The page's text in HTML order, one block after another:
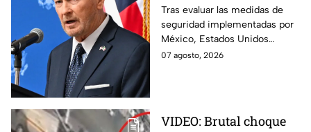
en Michoacán tras
suspensión por
motivos de seguridad
Tras evaluar las medidas de
seguridad implementadas por
México, Estados Unidos
reanudará parcialmente sus
07 agosto, 2026
VIDEO: Brutal choque